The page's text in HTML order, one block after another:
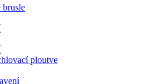
ploutve